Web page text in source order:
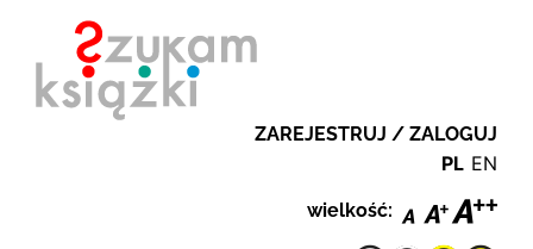
ZAREJESTRUJ / ZALOGUJ
PL EN
wielkość: